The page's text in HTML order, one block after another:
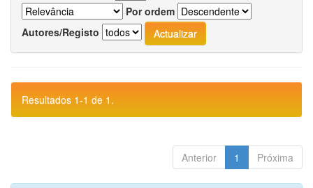
Por ordem
Autores/Registo
Resultados 1-1 de 1.
Anterior 1 Próxima